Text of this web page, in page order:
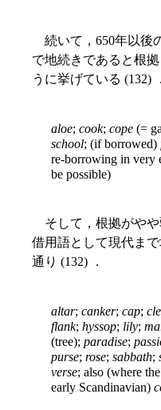
続いて，650年以後
で地続きであると根
うに挙げている (132) ．
aloe; cook; cope (=
school; (if borrowed)
re-borrowing in very
be possible)
そして，根拠がやや
借用語として現代ま
通り (132) ．
altar; canker; cap;
flank; hyssop; lily;
(tree); paradise;
purse; rose; sabbath;
verse; also (where
early Scandinavian)